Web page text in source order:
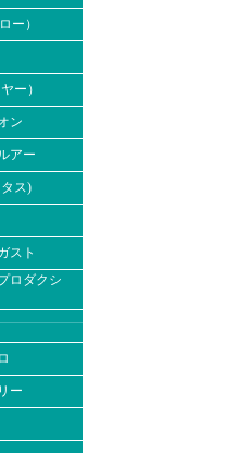
ー）
ー）
ン
アー
ス)
スト
ロダクシ
ー